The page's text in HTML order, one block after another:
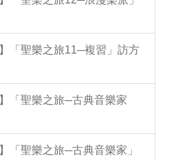
「聖樂之旅11─複習」訪方
「聖樂之旅─古典音樂家
「聖樂之旅─古典音樂家」